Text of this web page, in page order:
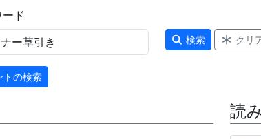
ド
検索 クリ
の検索
読